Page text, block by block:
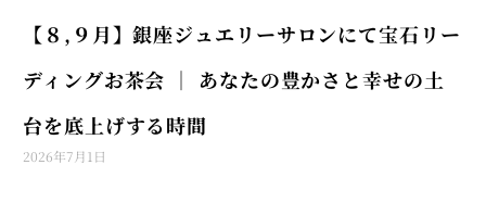
【８,９月】銀座ジュエリーサロンにて宝石リー
ディングお茶会 │ あなたの豊かさと幸せの土
台を底上げする時間
2026年7月1日